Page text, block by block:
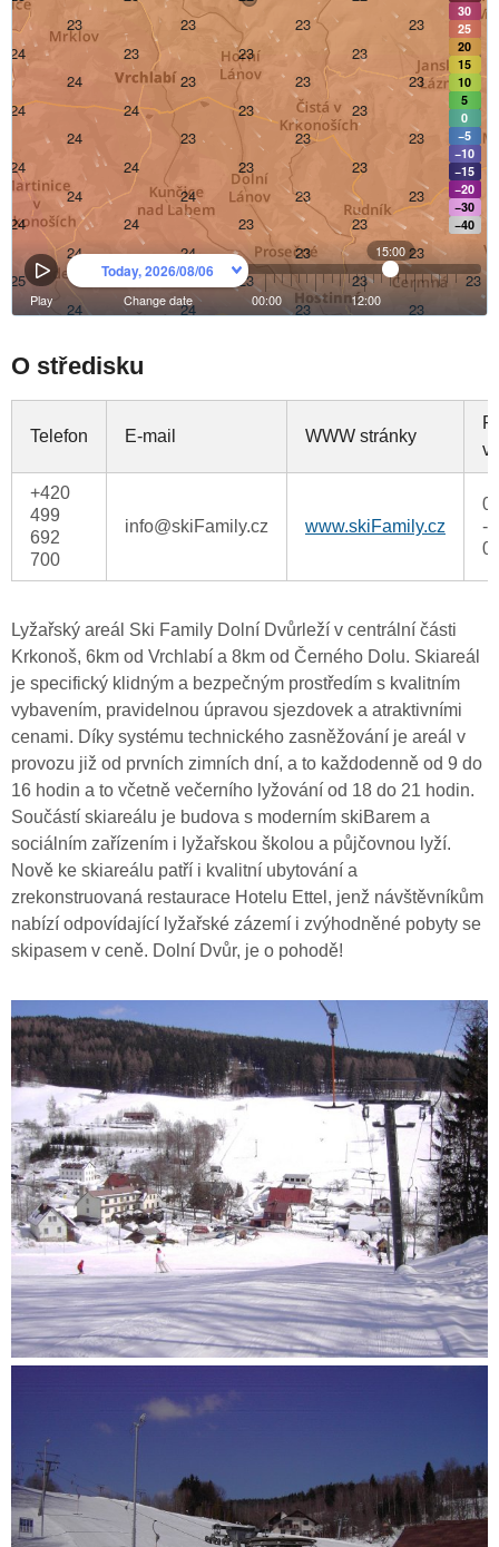
O středisku
Telefon E-mail WWW stránky
+420
499
692
700
info@skiFamily.cz www.skiFamily.cz
-
Lyžařský areál Ski Family Dolní Dvůrleží v centrální části
Krkonoš, 6km od Vrchlabí a 8km od Černého Dolu. Skiareál
je specifický klidným a bezpečným prostředím s kvalitním
vybavením, pravidelnou úpravou sjezdovek a atraktivními
cenami. Díky systému technického zasněžování je areál v
provozu již od prvních zimních dní, a to každodenně od 9 do
16 hodin a to včetně večerního lyžování od 18 do 21 hodin.
Součástí skiareálu je budova s moderním skiBarem a
sociálním zařízením i lyžařskou školou a půjčovnou lyží.
Nově ke skiareálu patří i kvalitní ubytování a
zrekonstruovaná restaurace Hotelu Ettel, jenž návštěvníkům
nabízí odpovídající lyžařské zázemí i zvýhodněné pobyty se
skipasem v ceně. Dolní Dvůr, je o pohodě!